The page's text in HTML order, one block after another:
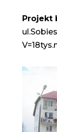
Projekt